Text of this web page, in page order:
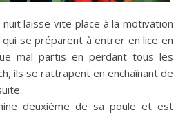
laisse vite place à la motivation
se préparent à entrer en lice en
mal partis en perdant tous les
ils se rattrapent en enchaînant de
deuxième de sa poule et est